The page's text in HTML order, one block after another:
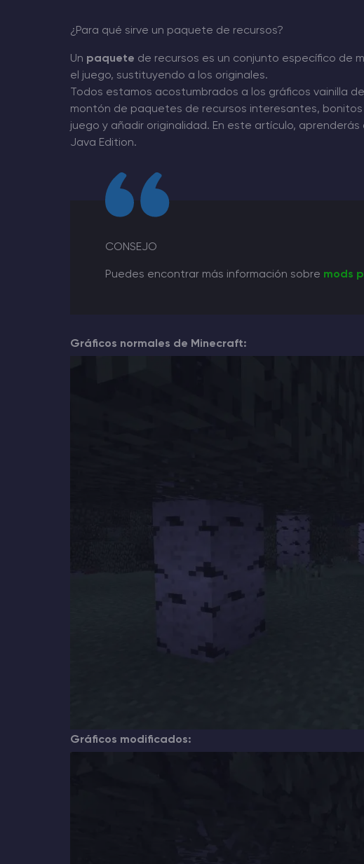
Minecraft Alojamiento de servidores
Hytale Hosting 50% OFF
Rust Alojamiento de servidores
Palworld Alojamiento de servidores
¿Para qué sirve un paquete de recursos?
Un paquete de recursos es un conjunto específico de
el juego, sustituyendo a los originales.
Todos estamos acostumbrados a los gráficos vainilla
montón de paquetes de recursos interesantes,
juego y añadir originalidad. En este artículo,
Java Edition.
CONSEJO
Puedes encontrar más información sobre mods
Gráficos normales de Minecraft:
Gráficos modificados: